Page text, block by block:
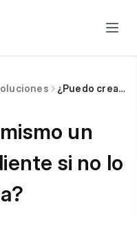
¿Puedo crear yo mismo un pedido para un cliente si no lo hace en mi página?
un
si no lo